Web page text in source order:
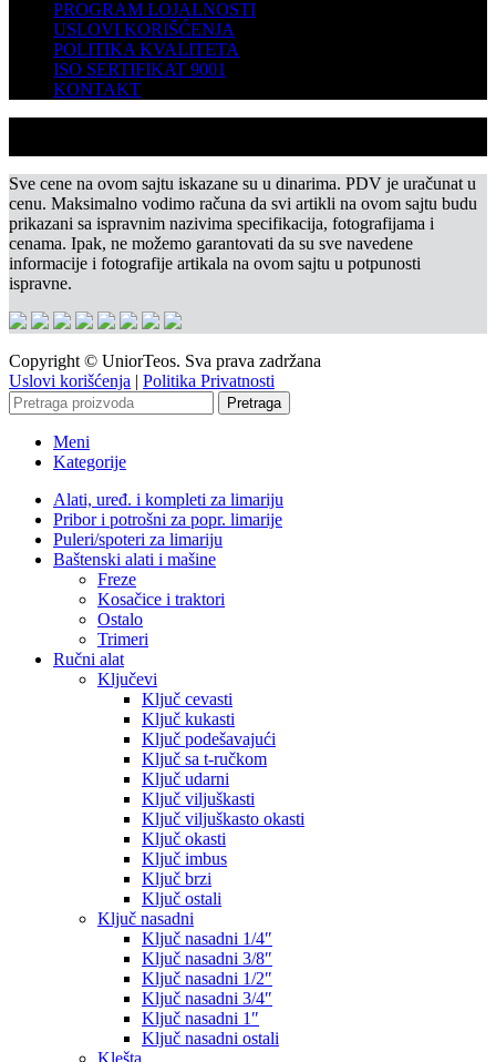
PROGRAM LOJALNOSTI
USLOVI KORIŠĆENJA
POLITIKA KVALITETA
ISO SERTIFIKAT 9001
KONTAKT
Sve cene na ovom sajtu iskazane su u dinarima. PDV je uračunat u
cenu. Maksimalno vodimo računa da svi artikli na ovom sajtu budu
prikazani sa ispravnim nazivima specifikacija, fotografijama i
cenama. Ipak, ne možemo garantovati da su sve navedene
informacije i fotografije artikala na ovom sajtu u potpunosti
ispravne.
Copyright © UniorTeos. Sva prava zadržana
Uslovi korišćenja | Politika Privatnosti
Pretraga
Meni
Kategorije
Alati, uređ. i kompleti za limariju
Pribor i potrošni za popr. limarije
Puleri/spoteri za limariju
Baštenski alati i mašine
Freze
Kosačice i traktori
Ostalo
Trimeri
Ručni alat
Ključevi
Ključ cevasti
Ključ kukasti
Ključ podešavajući
Ključ sa t-ručkom
Ključ udarni
Ključ viljuškasti
Ključ viljuškasto okasti
Ključ okasti
Ključ imbus
Ključ brzi
Ključ ostali
Ključ nasadni
Ključ nasadni 1/4″
Ključ nasadni 3/8″
Ključ nasadni 1/2″
Ključ nasadni 3/4″
Ključ nasadni 1″
Ključ nasadni ostali
Klešta